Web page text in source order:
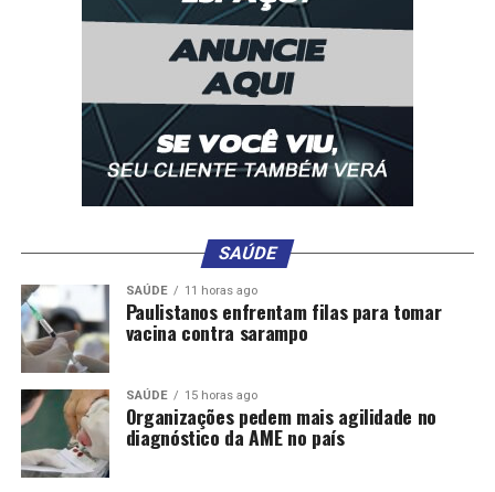
SAÚDE
SAÚDE 11 horas ago
Paulistanos enfrentam filas para tomar
vacina contra sarampo
SAÚDE 15 horas ago
Organizações pedem mais agilidade no
diagnóstico da AME no país